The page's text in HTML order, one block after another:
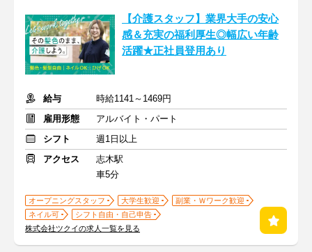
【介護スタッフ】業界大手の安心
感＆充実の福利厚生◎幅広い年齢
活躍★正社員登用あり
給与
時給1141～1469円
雇用形態
アルバイト・パート
シフト
週1日以上
アクセス
志木駅
車5分
オープニングスタッフ 大学生歓迎
副業・Ｗワーク歓迎
ネイル可
シフト自由・自己申告
株式会社ツクイの求人一覧を見る